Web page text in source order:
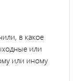
в какое
или
или иному